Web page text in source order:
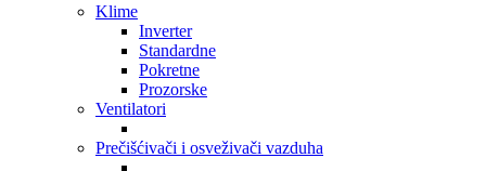
Klime
Inverter
Standardne
Pokretne
Prozorske
Ventilatori
Prečišćivači i osveživači vazduha